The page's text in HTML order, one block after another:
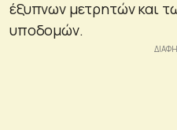
έξυπνων μετρητών και
υποδομών.